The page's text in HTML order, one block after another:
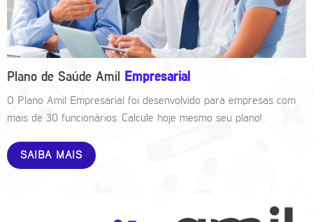
Plano de Saúde Amil Empresarial
O Plano Amil Empresarial foi desenvolvido para empresas com
mais de 30 funcionários. Calcule hoje mesmo seu plano!
SAIBA MAIS